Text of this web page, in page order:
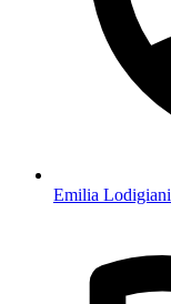
Emilia Lodigiani